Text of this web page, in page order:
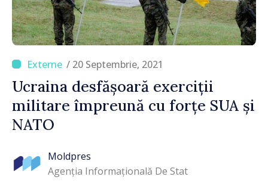
/ 20 Septembrie, 2021
Ucraina desfășoară exerciții
militare împreună cu forțe SUA și
NATO
Moldpres
Agenția Informațională De Stat